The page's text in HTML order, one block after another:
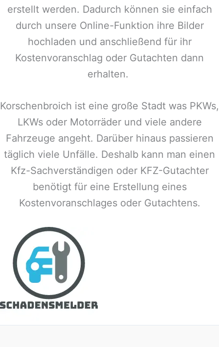
erstellt werden. Dadurch können sie einfach
durch unsere Online-Funktion ihre Bilder
hochladen und anschließend für ihr
Kostenvoranschlag oder Gutachten dann
erhalten.
Korschenbroich ist eine große Stadt was PKWs,
LKWs oder Motorräder und viele andere
Fahrzeuge angeht. Darüber hinaus passieren
täglich viele Unfälle. Deshalb kann man einen
Kfz-Sachverständigen oder KFZ-Gutachter
benötigt für eine Erstellung eines
Kostenvoranschlages oder Gutachtens.